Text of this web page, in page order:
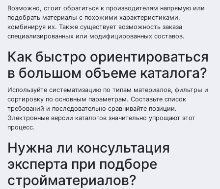
Возможно, стоит обратиться к производителям напрямую или
подобрать материалы с похожими характеристиками,
комбинируя их. Также существует возможность заказа
специализированных или модифицированных составов.
Как быстро ориентироваться
в большом объеме каталога?
Используйте систематизацию по типам материалов, фильтры и
сортировку по основным параметрам. Составьте список
требований и последовательно сравнивайте позиции.
Электронные версии каталогов значительно упрощают этот
процесс.
Нужна ли консультация
эксперта при подборе
стройматериалов?